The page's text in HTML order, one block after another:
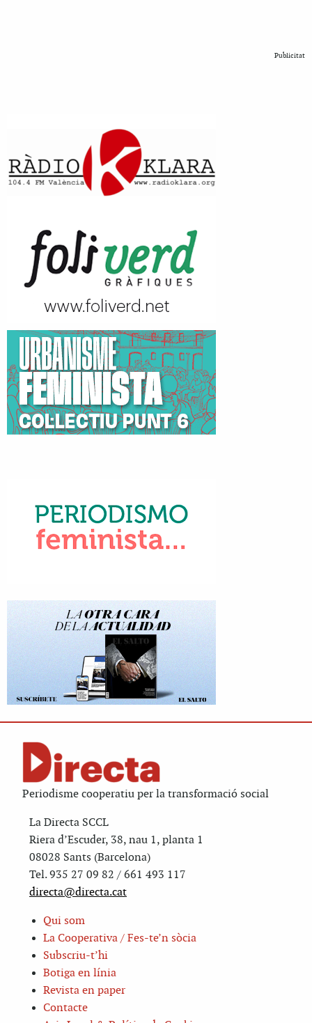
Publicitat
Periodisme cooperatiu per la transformació social
La Directa SCCL
Riera d’Escuder, 38, nau 1, planta 1
08028 Sants (Barcelona)
Tel. 935 27 09 82 / 661 493 117
directa@directa.cat
Qui som
La Cooperativa / Fes-te’n sòcia
Subscriu-t’hi
Botiga en línia
Revista en paper
Contacte